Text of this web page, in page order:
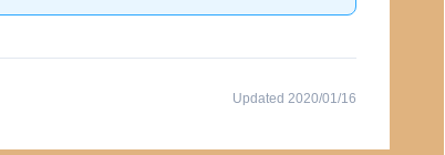
Updated 2020/01/16